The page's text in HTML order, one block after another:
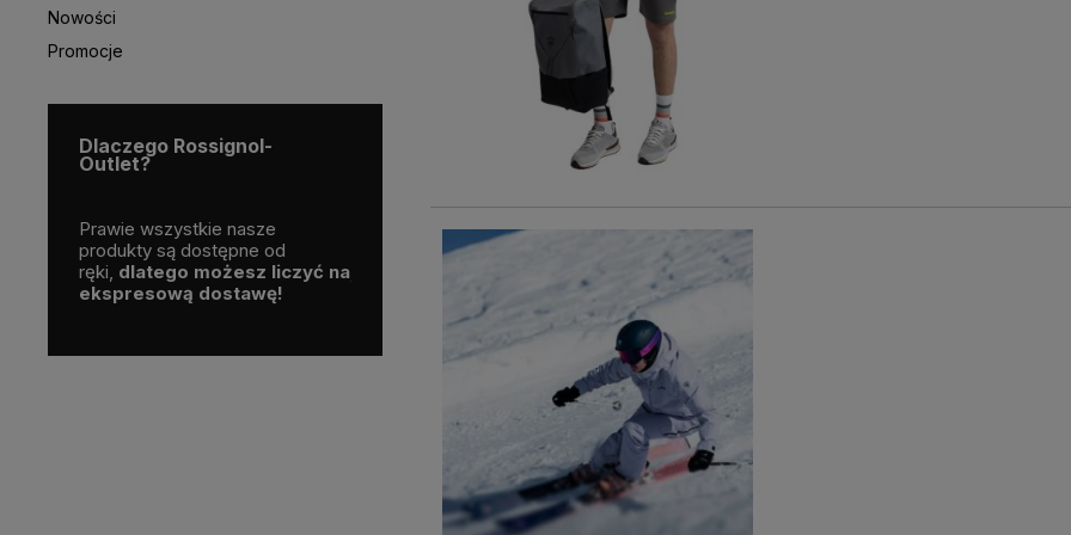
Nowości
Promocje
Dlaczego Rossignol-
Outlet?
Prawie wszystkie nasze
produkty są dostępne od
ręki, dlatego możesz liczyć na
ekspresową dostawę!
Skorzystaj z darmowej
Działamy od wielu lat na Polskim
rynku, sprzedając oryginalne
produkty Rossignol, Lange czy
Dynastar